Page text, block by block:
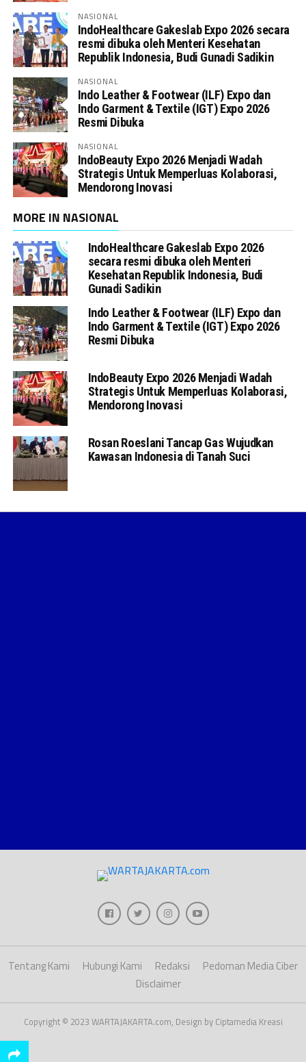
NASIONAL
IndoHealthcare Gakeslab Expo 2026 secara
resmi dibuka oleh Menteri Kesehatan
Republik Indonesia, Budi Gunadi Sadikin
NASIONAL
Indo Leather & Footwear (ILF) Expo dan
Indo Garment & Textile (IGT) Expo 2026
Resmi Dibuka
NASIONAL
IndoBeauty Expo 2026 Menjadi Wadah
Strategis Untuk Memperluas Kolaborasi,
Mendorong Inovasi
MORE IN NASIONAL
IndoHealthcare Gakeslab Expo 2026
secara resmi dibuka oleh Menteri
Kesehatan Republik Indonesia, Budi
Gunadi Sadikin
Indo Leather & Footwear (ILF) Expo dan
Indo Garment & Textile (IGT) Expo 2026
Resmi Dibuka
IndoBeauty Expo 2026 Menjadi Wadah
Strategis Untuk Memperluas Kolaborasi,
Mendorong Inovasi
Rosan Roeslani Tancap Gas Wujudkan
Kawasan Indonesia di Tanah Suci
Tentang Kami Hubungi Kami Redaksi
Pedoman Media Ciber
Disclaimer
Copyright © 2023 WARTAJAKARTA.com, Design by Ciptamedia Kreasi